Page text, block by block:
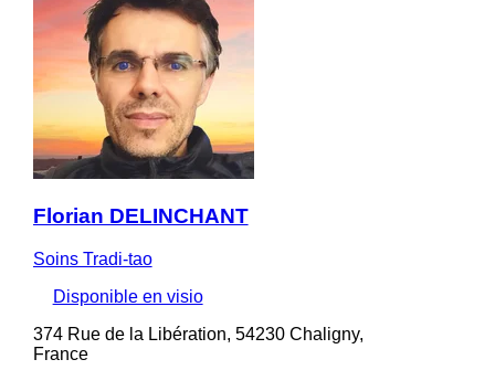
Florian DELINCHANT
Soins Tradi-tao
Disponible en visio
374 Rue de la Libération, 54230 Chaligny,
France